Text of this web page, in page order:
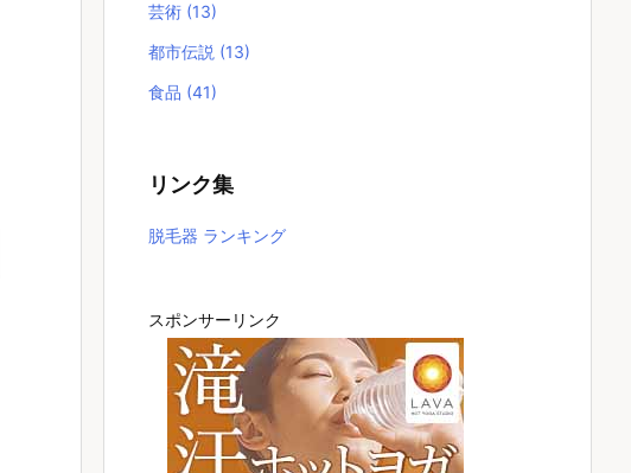
芸術 (13)
都市伝説 (13)
食品 (41)
リンク集
脱毛器 ランキング
スポンサーリンク